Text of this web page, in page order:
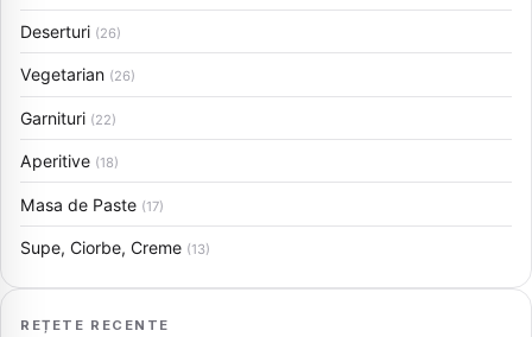
Deserturi (26)
Vegetarian (26)
Garnituri (22)
Aperitive (18)
Masa de Paste (17)
Supe, Ciorbe, Creme (13)
REȚETE RECENTE